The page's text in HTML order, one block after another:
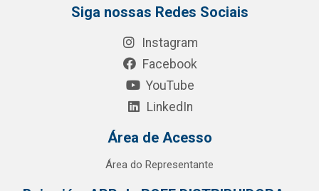
Siga nossas Redes Sociais
Instagram
Facebook
YouTube
LinkedIn
Área de Acesso
Área do Representante